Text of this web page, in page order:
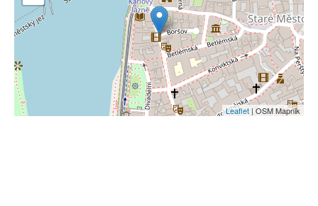
Leaflet | OSM Mapnik